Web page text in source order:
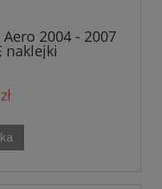
2004 - 2007
naklejki